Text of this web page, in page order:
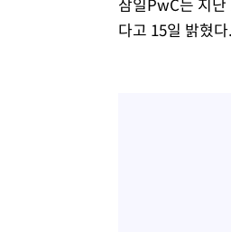
다고 15일 밝혔다.